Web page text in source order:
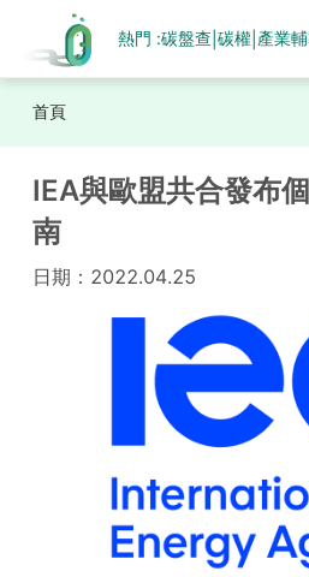
熱門 :碳盤查 碳權| 產業
首頁
IEA與歐盟共合發布
南
日期： 2022.04.25